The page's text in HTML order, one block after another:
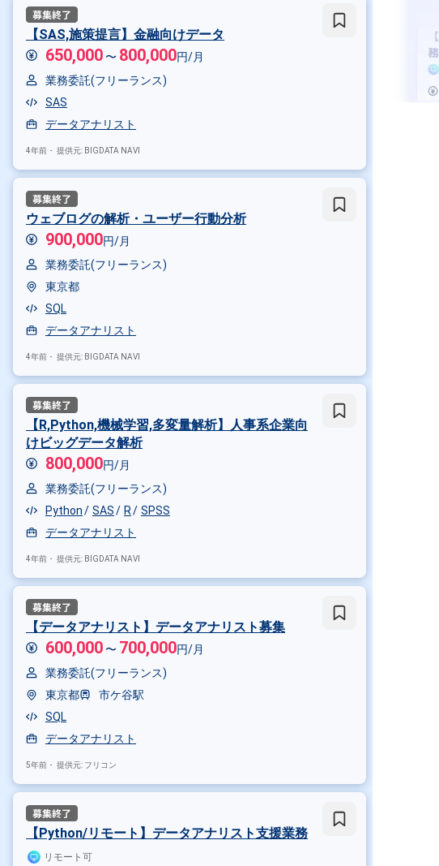
【SAS,施策提言】金融向けデータ
650,000 〜 800,000円/月
業務委託(フリーランス)
SAS
データアナリスト
4年前・ 提供元: BIGDATA NAVI
ウェブログの解析・ユーザー行動分析
900,000円/月
業務委託(フリーランス)
東京都
SQL
データアナリスト
4年前・ 提供元: BIGDATA NAVI
【R,Python,機械学習,多変量解析】人事系企業向
けビッグデータ解析
800,000円/月
業務委託(フリーランス)
Python
SAS R
SPSS
データアナリスト
4年前・ 提供元: BIGDATA NAVI
【データアナリスト】データアナリスト募集
600,000 〜 700,000円/月
業務委託(フリーランス)
東京都
市ケ谷駅
SQL
データアナリスト
5年前・ 提供元: フリコン
【Python/リモート】データアナリスト支援業務
リモート可